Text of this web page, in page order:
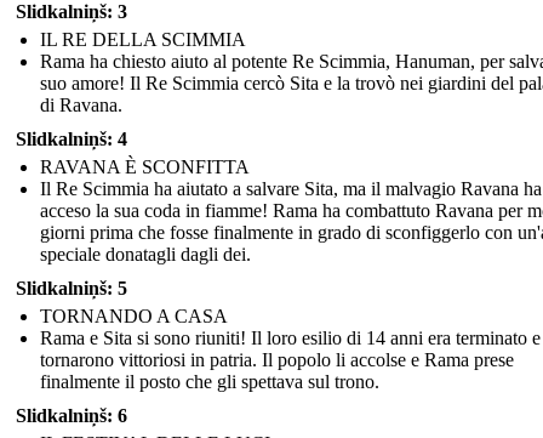
Slidkalniņš: 3
IL RE DELLA SCIMMIA
Rama ha chiesto aiuto al potente Re Scimmia, Hanuman, per
suo amore! Il Re Scimmia cercò Sita e la trovò nei giardini del
di Ravana.
Slidkalniņš: 4
RAVANA È SCONFITTA
Il Re Scimmia ha aiutato a salvare Sita, ma il malvagio Ravana ha
acceso la sua coda in fiamme! Rama ha combattuto Ravana per
giorni prima che fosse finalmente in grado di sconfiggerlo con
speciale donatagli dagli dei.
Slidkalniņš: 5
TORNANDO A CASA
Rama e Sita si sono riuniti! Il loro esilio di 14 anni era terminato e
tornarono vittoriosi in patria. Il popolo li accolse e Rama prese
finalmente il posto che gli spettava sul trono.
Slidkalniņš: 6